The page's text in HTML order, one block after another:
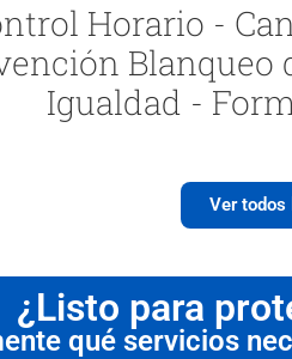
Horario -
Igualdad -
Ver
¿Listo para
qué servicios